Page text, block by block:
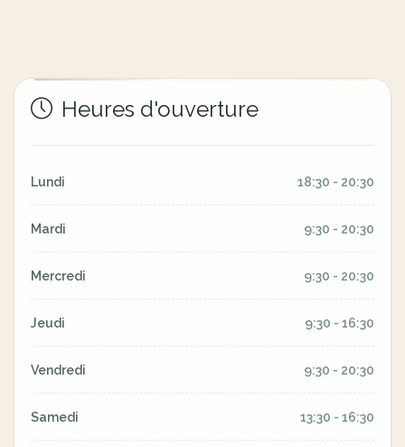
Heures d'ouverture
Lundi 18:30 - 20:30
Mardi 9:30 - 20:30
Mercredi 9:30 - 20:30
Jeudi 9:30 - 16:30
Vendredi 9:30 - 20:30
Samedi 13:30 - 16:30